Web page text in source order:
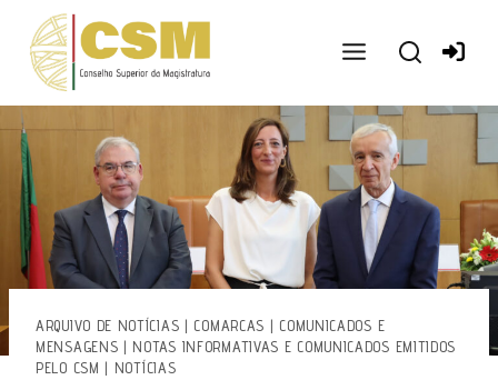
conteúdo
ARQUIVO DE NOTÍCIAS | COMARCAS | COMUNICADOS E
MENSAGENS | NOTAS INFORMATIVAS E COMUNICADOS EMITIDOS
PELO CSM | NOTÍCIAS